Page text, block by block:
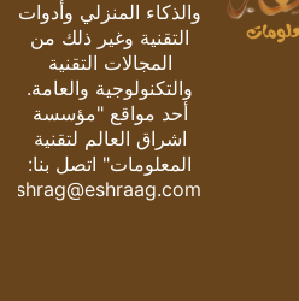
والذكاء المنزلي وأدوات
التقنية وغير ذلك من
المجالات التقنية
والتكنولوجية والعامة.
أحد مواقع "مؤسسة
اشراق العالم لتقنية
المعلومات" اتصل بنا:
eshrag@eshraag.com